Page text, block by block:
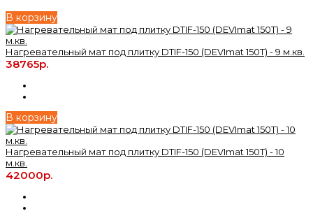
В корзину
Нагревательный мат под плитку DTIF-150 (DEVImat 150T) - 9 м.кв.
38765р.
В корзину
Нагревательный мат под плитку DTIF-150 (DEVImat 150T) - 10
м.кв.
42000р.